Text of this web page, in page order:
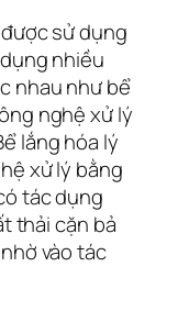
sử dụng
nhiều
nhau như bể
nghệ xử lý
lắng hóa lý
xử lý bằng
tác dụng
thải cặn bả
vào tác